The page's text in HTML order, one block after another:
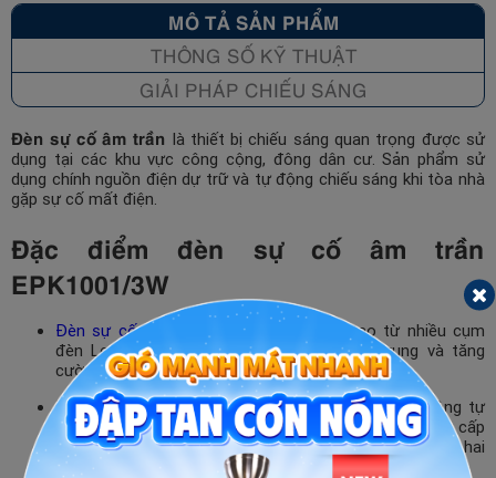
MÔ TẢ SẢN PHẨM
THÔNG SỐ KỸ THUẬT
GIẢI PHÁP CHIẾU SÁNG
Đèn sự cố âm trần là thiết bị chiếu sáng quan trọng được sử
dụng tại các khu vực công cộng, đông dân cư. Sản phẩm sử
dụng chính nguồn điện dự trữ và tự động chiếu sáng khi tòa nhà
gặp sự cố mất điện.
Đặc điểm đèn sự cố âm trần
EPK1001/3W
Đèn sự cốâm trần thường được cấu tạo từ nhiều cụm
đèn Led cường độ cao có tác dụng tập trung và tăng
cường ánh sáng mà đèn tạo ra.
Đèn sự cố EPK1001 sử dụng chip LED 3W hoạt động tự
động ở hai chế độ sử dụng điện dự phòng do pin cung cấp
và điện nguồn. Đèn sự cố âm trần tự động chuyển đổi hai
chế độ qua lại khi có sự thay đổi về nguồn điện.